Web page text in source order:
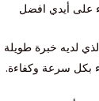
على أيدي افضل
لديه خبرة
بكل سرعة وكفاءة.